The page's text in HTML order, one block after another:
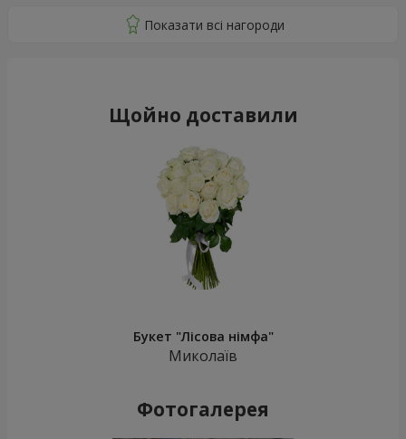
Щойно доставили
Букет "Лісова німфа"
Миколаїв
Фотогалерея